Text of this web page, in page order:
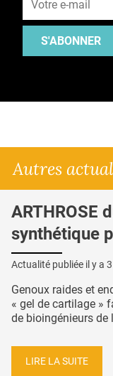
S'ABONNER
Autres
ARTHROSE
synthétique
Actualité publiée il y a
Genoux raides et
« gel de cartilage »
de bioingénieurs de
LIRE LA SUITE